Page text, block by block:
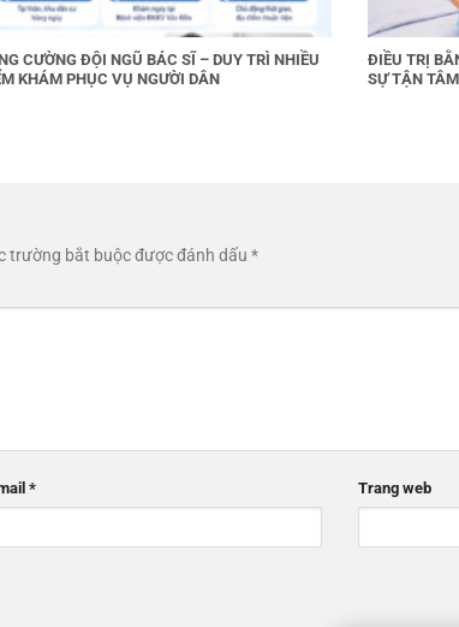
CƯỜNG ĐỘI NGŨ BÁC SĨ – DUY TRÌ NHIỀU
KHÁM PHỤC VỤ NGƯỜI DÂN
ĐIỀU TRỊ
SỰ TẬN TÂM
trường bắt buộc được đánh dấu *
* Trang web